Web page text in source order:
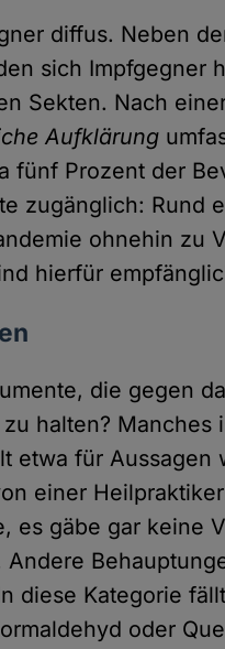
diffus. Neben
sich Impfgegner
Sekten. Nach
Aufklärung
fünf Prozent der
zugänglich: Rund
ohnehin zu
hierfür
die gegen
halten? Manches
etwa für Aussagen
einer
es gäbe gar keine
diese Kategorie
oder